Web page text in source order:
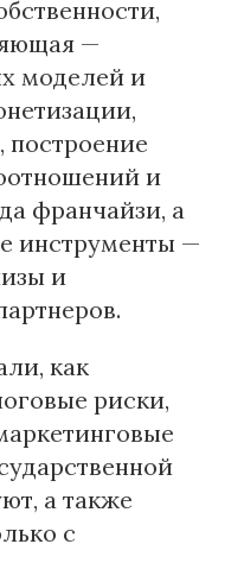
—
моделей и
построение
и
франчайзи, а
инструменты —
и
как
риски,
а также
с